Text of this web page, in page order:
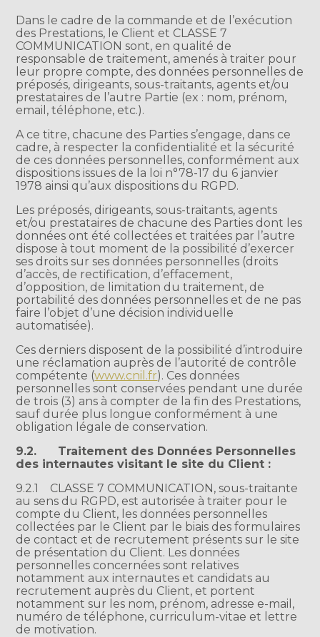
Dans le cadre de la commande et de l’exécution
des Prestations, le Client et CLASSE 7
COMMUNICATION sont, en qualité de
responsable de traitement, amenés à traiter pour
leur propre compte, des données personnelles de
préposés, dirigeants, sous-traitants, agents et/ou
prestataires de l’autre Partie (ex : nom, prénom,
email, téléphone, etc.).
A ce titre, chacune des Parties s’engage, dans ce
cadre, à respecter la confidentialité et la sécurité
de ces données personnelles, conformément aux
dispositions issues de la loi n°78-17 du 6 janvier
1978 ainsi qu’aux dispositions du RGPD.
Les préposés, dirigeants, sous-traitants, agents
et/ou prestataires de chacune des Parties dont les
données ont été collectées et traitées par l’autre
dispose à tout moment de la possibilité d’exercer
ses droits sur ses données personnelles (droits
d’accès, de rectification, d’effacement,
d’opposition, de limitation du traitement, de
portabilité des données personnelles et de ne pas
faire l’objet d’une décision individuelle
automatisée).
Ces derniers disposent de la possibilité d’introduire
une réclamation auprès de l’autorité de contrôle
compétente (www.cnil.fr). Ces données
personnelles sont conservées pendant une durée
de trois (3) ans à compter de la fin des Prestations,
sauf durée plus longue conformément à une
obligation légale de conservation.
9.2. Traitement des Données Personnelles
des internautes visitant le site du Client :
9.2.1 CLASSE 7 COMMUNICATION, sous-traitante
au sens du RGPD, est autorisée à traiter pour le
compte du Client, les données personnelles
collectées par le Client par le biais des formulaires
de contact et de recrutement présents sur le site
de présentation du Client. Les données
personnelles concernées sont relatives
notamment aux internautes et candidats au
recrutement auprès du Client, et portent
notamment sur les nom, prénom, adresse e-mail,
numéro de téléphone, curriculum-vitae et lettre
de motivation.